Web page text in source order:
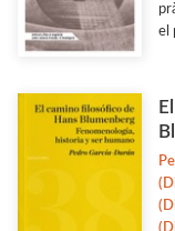
el